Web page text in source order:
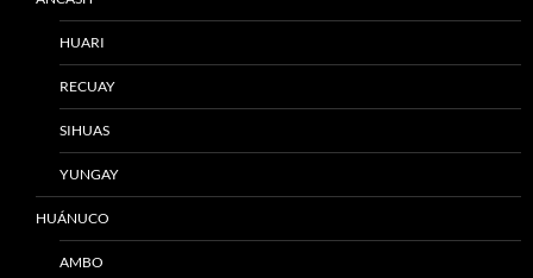
HUARI
RECUAY
SIHUAS
YUNGAY
HUÁNUCO
AMBO